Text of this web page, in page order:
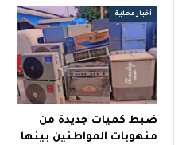
أخبار محلية
ضبط كميات جديدة من
منهوبات المواطنين بينها